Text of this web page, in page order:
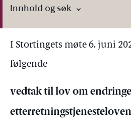
Innhold og søk
I Stortingets møte 6. juni
følgende
vedtak til lov om
etterretningstjenesteloven